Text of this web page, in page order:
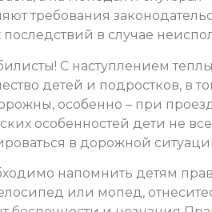
требования
в случае
С наступлением
детей и подростков, в
особенно – при
особенностей дети не
в дорожной
напомнить детям
или мопед,